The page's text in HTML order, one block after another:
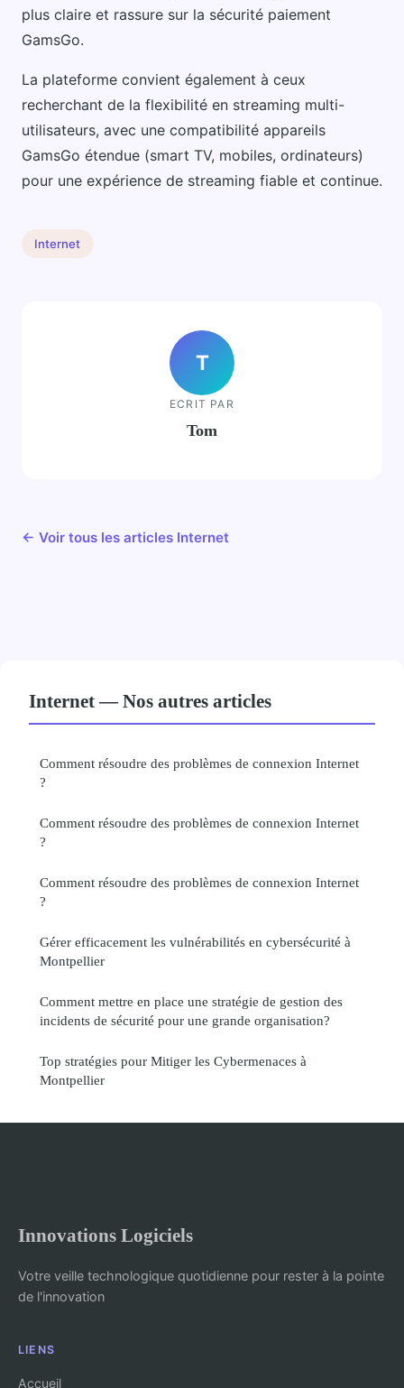
plus claire et rassure sur la sécurité paiement
GamsGo.
La plateforme convient également à ceux
recherchant de la flexibilité en streaming multi-
utilisateurs, avec une compatibilité appareils
GamsGo étendue (smart TV, mobiles, ordinateurs)
pour une expérience de streaming fiable et continue.
Internet
T
ECRIT PAR
Tom
← Voir tous les articles Internet
Internet — Nos autres articles
Comment résoudre des problèmes de connexion Internet
?
Comment résoudre des problèmes de connexion Internet
?
Comment résoudre des problèmes de connexion Internet
?
Gérer efficacement les vulnérabilités en cybersécurité à
Montpellier
Comment mettre en place une stratégie de gestion des
incidents de sécurité pour une grande organisation?
Top stratégies pour Mitiger les Cybermenaces à
Montpellier
Innovations Logiciels
Votre veille technologique quotidienne pour rester à la pointe
de l'innovation
LIENS
Accueil